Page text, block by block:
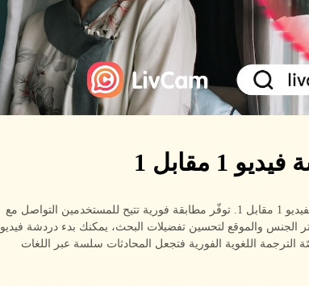
مقابل 1
تبرز LivCam.me كخيار أول لدردشة الفيديو 1 مقابل 1. توفّر مطابقة فورية تتيح للمستخدمين التواصل مع
الجنس والموقع لتحسين تفضيلات البحث، يمكنك بدء دردشة فيديو
اللغوية الفورية فتجعل المحادثات سلسة عبر اللغات